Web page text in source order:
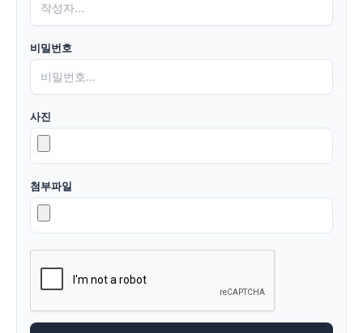
비밀번호
사진
첨부파일